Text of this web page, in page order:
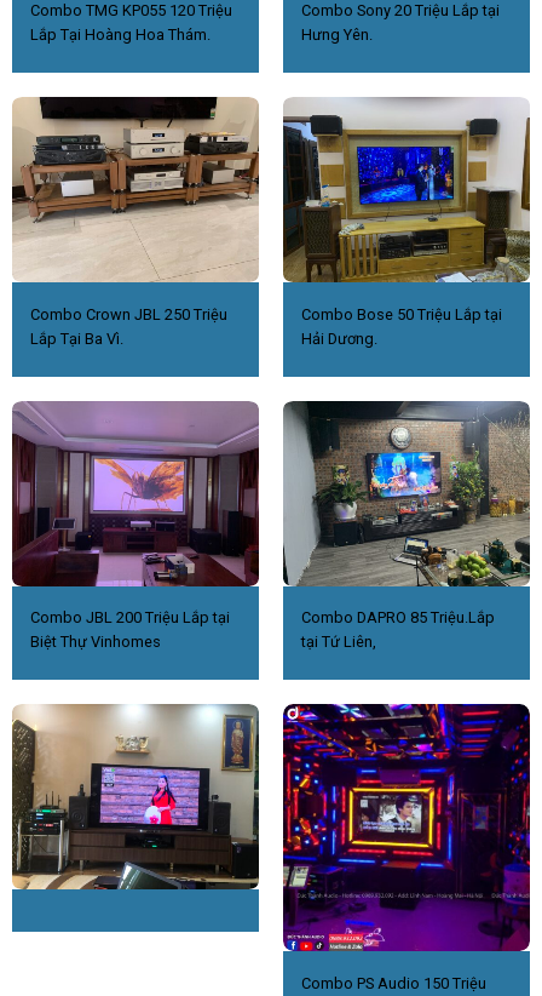
Combo TMG KP055 120 Triệu
Lắp Tại Hoàng Hoa Thám.
Combo Sony 20 Triệu Lắp tại
Hưng Yên.
Combo Crown JBL 250 Triệu
Lắp Tại Ba Vì.
Combo Bose 50 Triệu Lắp tại
Hải Dương.
Combo JBL 200 Triệu Lắp tại
Biệt Thự Vinhomes
Combo DAPRO 85 Triệu.Lắp
tại Tứ Liên,
Combo PS Audio 150 Triệu